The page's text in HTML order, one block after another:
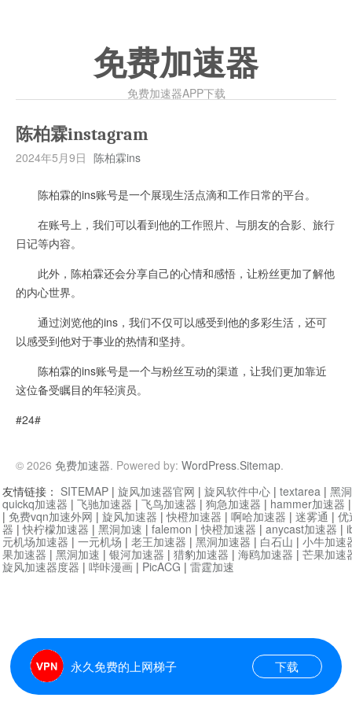
免费加速器
免费加速器APP下载
陈柏霖instagram
2024年5月9日 陈柏霖ins
陈柏霖的ins账号是一个展现生活点滴和工作日常的平台。
在账号上，我们可以看到他的工作照片、与朋友的合影、旅行
日记等内容。
此外，陈柏霖还会分享自己的心情和感悟，让粉丝更加了解他
的内心世界。
通过浏览他的ins，我们不仅可以感受到他的多彩生活，还可
以感受到他对于事业的热情和坚持。
陈柏霖的ins账号是一个与粉丝互动的渠道，让我们更加靠近
这位备受瞩目的年轻演员。
#24#
© 2026 免费加速器. Powered by: WordPress.Sitemap.
永久免费的上网梯子 下载
友情链接： SITEMAP | 旋风加速器官网 | 旋风软件中心 | textarea | 黑
quickq加速器 | 飞驰加速器 | 飞鸟加速器 | 狗急加速器 | hammer加速器
| 免费vqn加速外网 | 旋风加速器 |快橙加速器 | 啊哈加速器 | 迷雾通 | 优
器 |快柠檬加速器 | 黑洞加速 | falemon |快橙加速器 | anycast加速器 |
元机场加速器 | 一元机场 | 老王加速器 | 黑洞加速器 | 白石山 | 小牛加速
果加速器 | 黑洞加速 | 银河加速器 | 猎豹加速器 | 海鸥加速器 | 芒果加速
旋风加速器度器 | 哔咔漫画 | PicACG | 雷霆加速